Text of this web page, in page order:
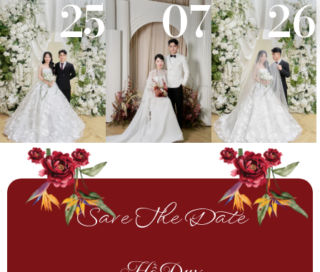
25 07 26
Save The Date